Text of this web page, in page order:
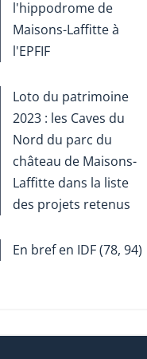
l'hippodrome de
Maisons-Laffitte à
l'EPFIF
Loto du patrimoine
2023 : les Caves du
Nord du parc du
château de Maisons-
Laffitte dans la liste
des projets retenus
En bref en IDF (78, 94)